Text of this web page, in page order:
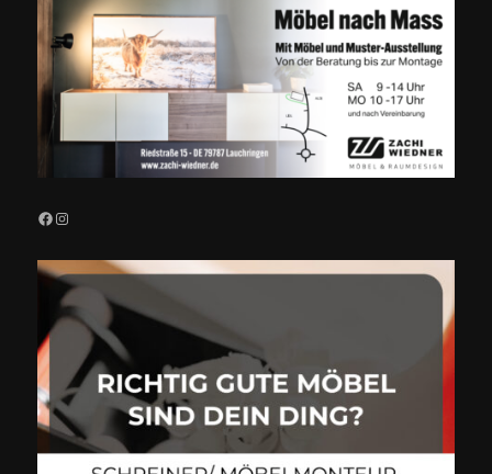
Facebook
Instagram